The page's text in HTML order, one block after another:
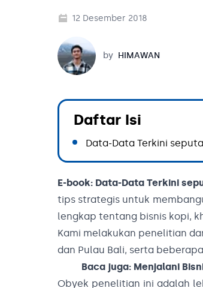
12 Desember 2018
Himawan
by HIMAWAN
Daftar Isi
Data-Data Terkini
E-book: Data-Data Terkini
tips strategis untuk
lengkap tentang bisnis kopi,
Kami melakukan penelitian
dan Pulau Bali, serta
Baca juga: Menjalani
Obyek penelitian ini adalah